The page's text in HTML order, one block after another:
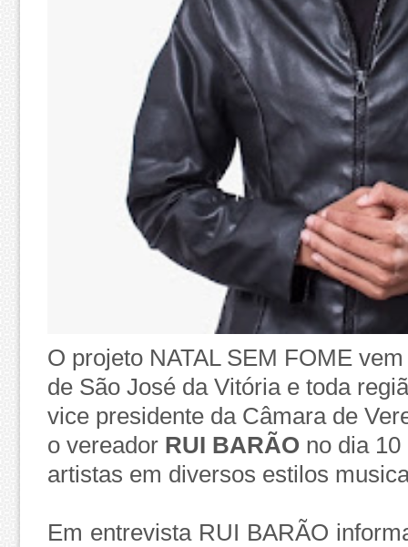
O projeto NATAL SEM FOME
de São José da Vitória e toda
vice presidente da Câmara de
o vereador RUI BARÃO no dia
artistas em diversos estilos
Em entrevista RUI BARÃO